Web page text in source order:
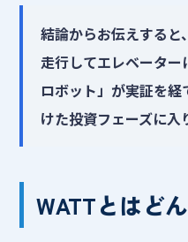
結論からお伝えする
走行してエレベーター
ロボット」が実証を
けた投資フェーズに入
WATTとはど